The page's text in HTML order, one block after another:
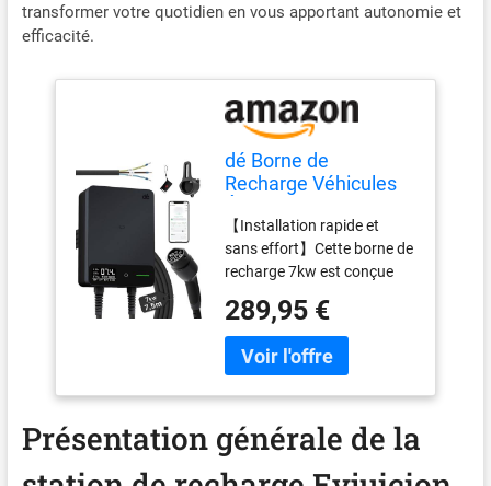
transformer votre quotidien en vous apportant autonomie et
efficacité.
dé Borne de
Recharge Véhicules
[7,5m, 6-32A,
Monophasé] Wallbox
7kW avec Câble de
Recharge Type 2
7,5m, RFID, Borne de
Recharge avec RCD
Type-B et ip54 pour E-
208 et autres
【Installation rapide et
sans effort】Cette borne de
recharge 7kw est conçue
étape, de l’installation à la
maintenance. Son corps
détachable permet une
câble pré-câblé de 0,9 m
limite les manipulations
complexes, tandis que les
289,95 €
Présentation générale de la